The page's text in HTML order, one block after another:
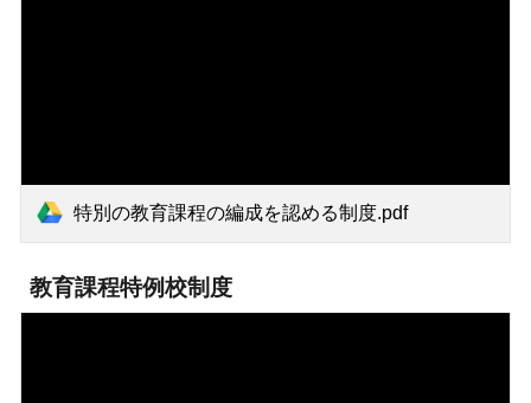
特別の教育課程の編成を認める制度.pdf
教育課程特例校制度